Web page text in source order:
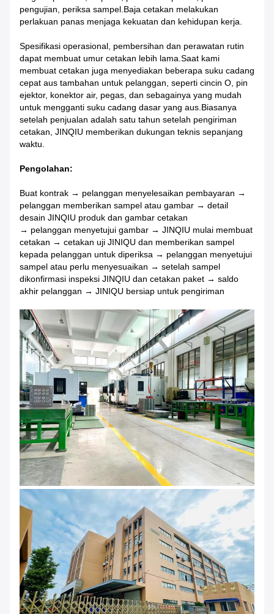
pengujian, periksa sampel.Baja cetakan melakukan
perlakuan panas menjaga kekuatan dan kehidupan kerja.
Spesifikasi operasional, pembersihan dan perawatan rutin
dapat membuat umur cetakan lebih lama.Saat kami
membuat cetakan juga menyediakan beberapa suku cadang
cepat aus tambahan untuk pelanggan, seperti cincin O, pin
ejektor, konektor air, pegas, dan sebagainya yang mudah
untuk mengganti suku cadang dasar yang aus.Biasanya
setelah penjualan adalah satu tahun setelah pengiriman
cetakan, JINQIU memberikan dukungan teknis sepanjang
waktu.
Pengolahan:
Buat kontrak → pelanggan menyelesaikan pembayaran →
pelanggan memberikan sampel atau gambar → detail
desain JINQIU produk dan gambar cetakan
→ pelanggan menyetujui gambar → JINQIU mulai membuat
cetakan → cetakan uji JINIQU dan memberikan sampel
kepada pelanggan untuk diperiksa → pelanggan menyetujui
sampel atau perlu menyesuaikan → setelah sampel
dikonfirmasi inspeksi JINQIU dan cetakan paket → saldo
akhir pelanggan → JINIQU bersiap untuk pengiriman